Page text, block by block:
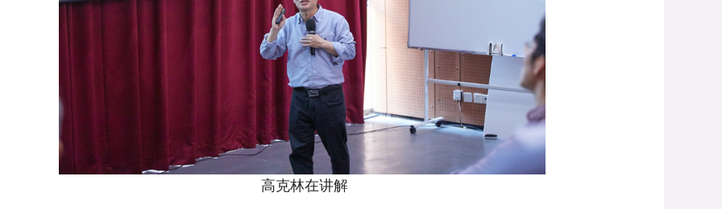
高克林在讲解